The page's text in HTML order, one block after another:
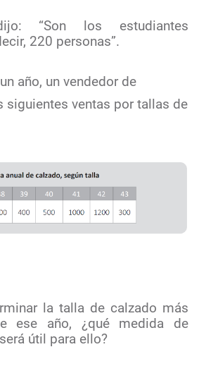
“Son los estudiantes
220 personas”.
año, un vendedor de
siguientes ventas por tallas de
la talla de calzado más
ese año, ¿qué medida de
útil para ello?